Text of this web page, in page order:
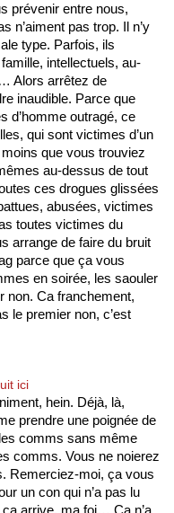
prévenir entre nous,
n’aiment pas trop. Il n’y
type. Parfois, ils
intellectuels, au-
Alors arrêtez de
inaudible. Parce que
d’homme outragé, ce
qui sont victimes d’un
que vous trouviez
au-dessus de tout
ces drogues glissées
abusées, victimes
toutes victimes du
arrange de faire du bruit
parce que ça vous
en soirée, les saouler
non. Ca franchement,
le premier non, c’est
ici
hein. Déjà, là,
prendre une poignée de
comms sans même
comms. Vous ne noierez
Remerciez-moi, ça vous
un con qui n’a pas lu